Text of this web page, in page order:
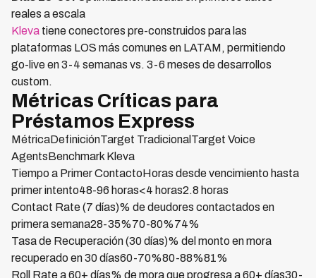
reales a escala
Kleva tiene conectores pre-construidos para las
plataformas LOS más comunes en LATAM, permitiendo
go-live en 3-4 semanas vs. 3-6 meses de desarrollos
custom.
Métricas Críticas para
Préstamos Express
MétricaDefiniciónTarget TradicionalTarget Voice
AgentsBenchmark Kleva
Tiempo a Primer ContactoHoras desde vencimiento hasta
primer intento48-96 horas<4 horas2.8 horas
Contact Rate (7 días)% de deudores contactados en
primera semana28-35%70-80%74%
Tasa de Recuperación (30 días)% del monto en mora
recuperado en 30 días60-70%80-88%81%
Roll Rate a 60+ días% de mora que progresa a 60+ días30-